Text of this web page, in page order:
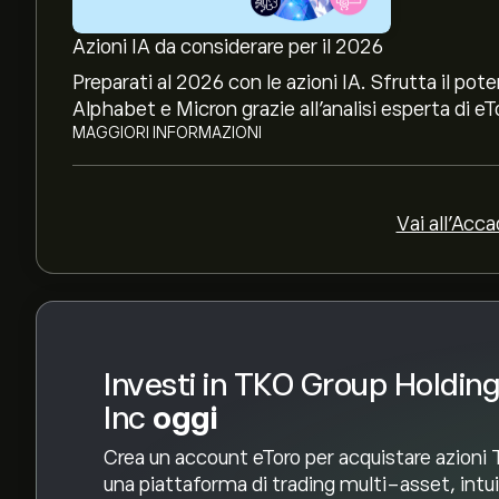
Azioni IA da considerare per il 2026
Preparati al 2026 con le azioni IA. Sfrutta il
Alphabet e Micron grazie all’analisi esperta di
MAGGIORI INFORMAZIONI
Vai
Investi in TKO Group
Inc oggi
Crea un account eToro per acquistare azioni
una piattaforma di trading multi-asset,
Il target di prezzo medio per le azioni TKO
per previsioni dettagliate degli analisti e obiettivi
Gli analisti offrono previsioni per le azioni TKO
mercato, rapporti finanziari e crescita prevista.